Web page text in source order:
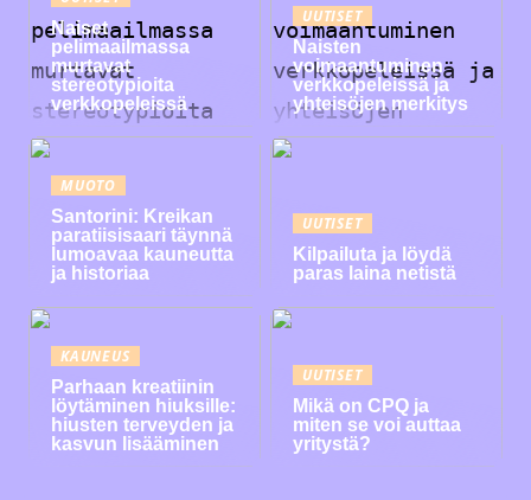
Naiset
pelimaailmassa
murtavat
stereotypioita
verkkopeleissä
UUTISET
Naisten
voimaantuminen
verkkopeleissä ja
yhteisöjen merkitys
MUOTO
Santorini: Kreikan
paratiisisaari täynnä
lumoavaa kauneutta
ja historiaa
UUTISET
Kilpailuta ja löydä
paras laina netistä
KAUNEUS
Parhaan kreatiinin
löytäminen hiuksille:
hiusten terveyden ja
kasvun lisääminen
UUTISET
Mikä on CPQ ja
miten se voi auttaa
yritystä?